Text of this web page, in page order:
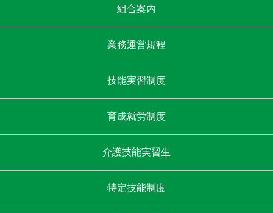
組合案内
業務運営規程
技能実習制度
育成就労制度
介護技能実習生
特定技能制度